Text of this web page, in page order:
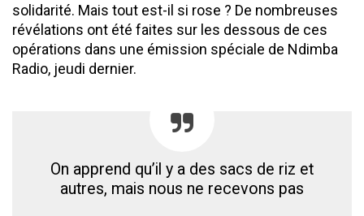
solidarité. Mais tout est-il si rose ? De nombreuses
révélations ont été faites sur les dessous de ces
opérations dans une émission spéciale de Ndimba
Radio, jeudi dernier.
On apprend qu’il y a des sacs de riz et
autres, mais nous ne recevons pas